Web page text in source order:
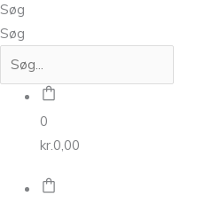
Søg
Søg
0
kr.0,00